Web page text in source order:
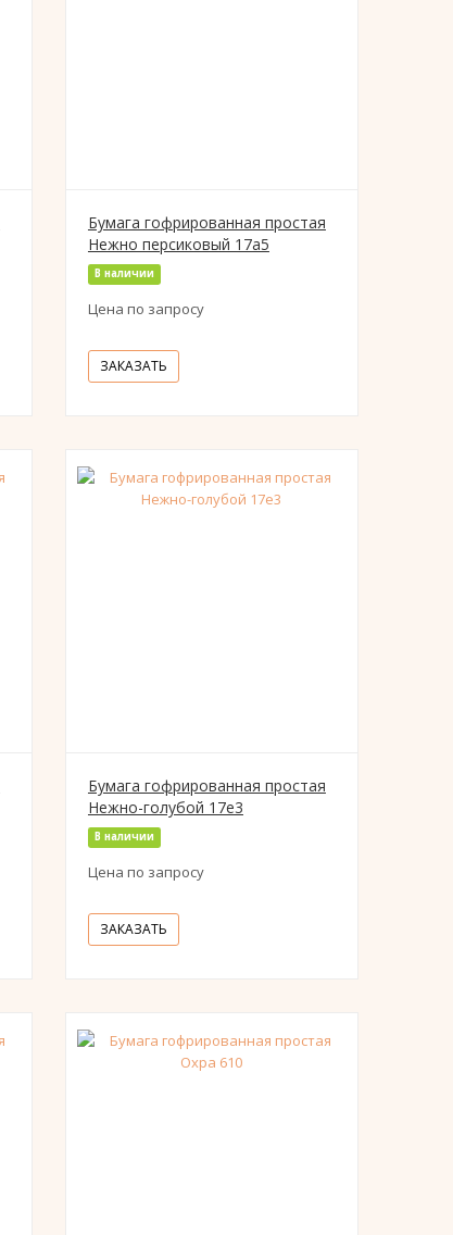
Бумага гофрированная простая
Нежно персиковый 17а5
В наличии
Цена по запросу
ЗАКАЗАТЬ
Бумага гофрированная простая
Нежно-голубой 17е3
В наличии
Цена по запросу
ЗАКАЗАТЬ